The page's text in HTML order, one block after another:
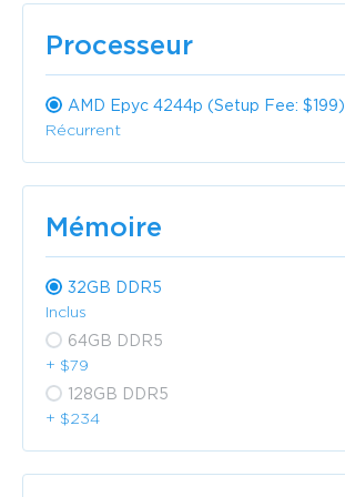
Processeur
AMD Epyc 4244p (Setup Fee: $199)
Récurrent
Mémoire
32GB DDR5
Inclus
64GB DDR5
+ $79
128GB DDR5
+ $234